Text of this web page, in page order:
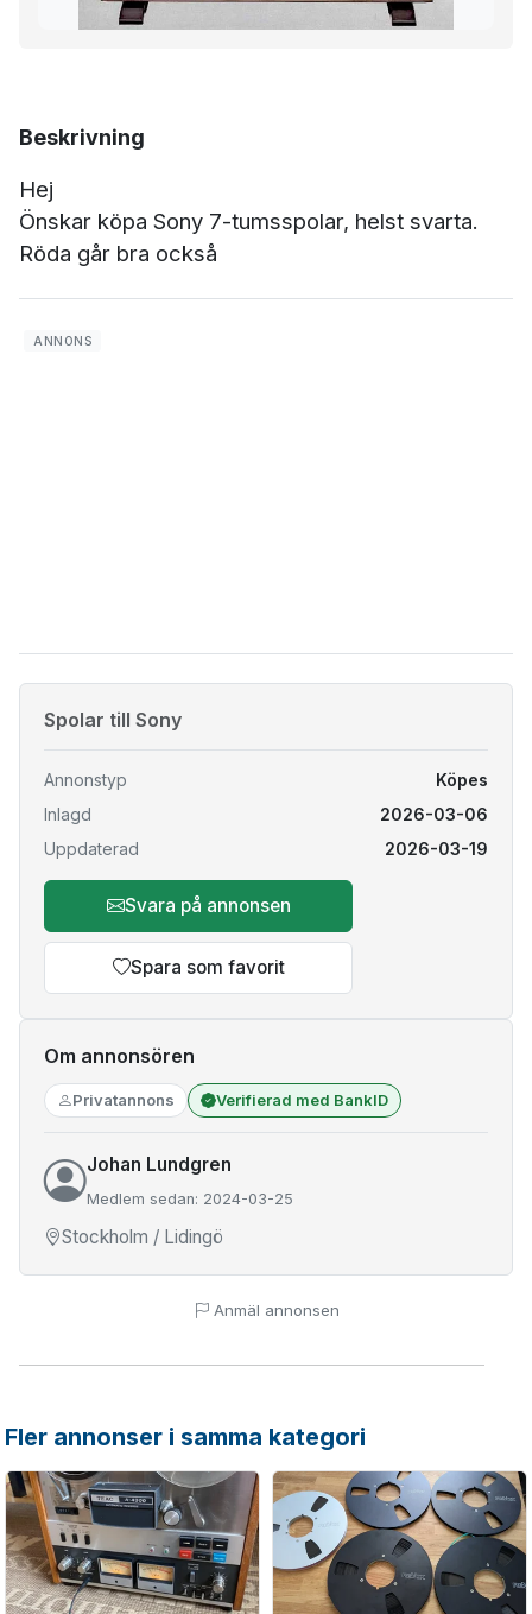
Beskrivning
Hej
Önskar köpa Sony 7-tumsspolar, helst svarta.
Röda går bra också
Spolar till Sony
Annonstyp
Köpes
Inlagd
2026-03-06
Uppdaterad
2026-03-19
Svara på annonsen
Spara som favorit
Om annonsören
Privatannons Verifierad med BankID
Johan Lundgren
Medlem sedan: 2024-03-25
Stockholm / Lidingö
Anmäl annonsen
Fler annonser i samma kategori